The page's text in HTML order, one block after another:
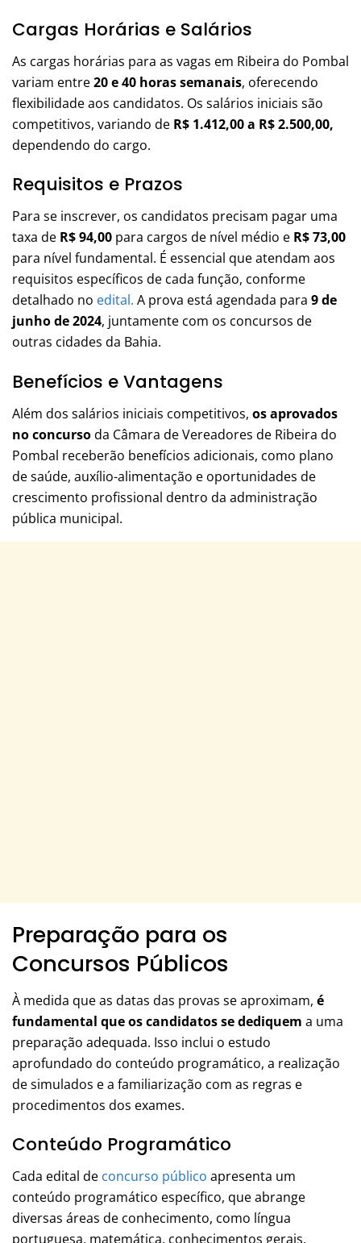
Cargas Horárias e Salários
As cargas horárias para as vagas em Ribeira do Pombal
variam entre20 e 40 horas semanais, oferecendo
flexibilidade aos candidatos. Os salários iniciais são
competitivos, variando de R$ 1.412,00 a R$ 2.500,00,
dependendo do cargo.
Requisitos e Prazos
Para se inscrever, os candidatos precisam pagar uma
taxa de R$ 94,00 para cargos de nível médio e R$ 73,00
para nível fundamental. É essencial que atendam aos
requisitos específicos de cada função, conforme
detalhado no edital. A prova está agendada para 9 de
junho de 2024, juntamente com os concursos de
outras cidades da Bahia.
Benefícios e Vantagens
Além dos salários iniciais competitivos, os aprovados
no concursoda Câmara de Vereadores de Ribeira do
Pombal receberão benefícios adicionais, como plano
de saúde, auxílio-alimentação e oportunidades de
crescimento profissional dentro da administração
pública municipal.
Preparação para os
Concursos Públicos
À medida que as datas das provas se aproximam, é
fundamental que os candidatos se dediquem a uma
preparação adequada. Isso inclui o estudo
aprofundado do conteúdo programático, a realização
de simulados e a familiarização com as regras e
procedimentos dos exames.
Conteúdo Programático
Cada edital de concurso público apresenta um
conteúdo programático específico, que abrange
diversas áreas de conhecimento, como língua
portuguesa, matemática, conhecimentos gerais,